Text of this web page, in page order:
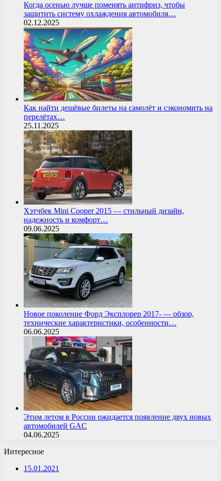
Когда осенью лучше поменять антифриз, чтобы
защитить систему охлаждения автомобиля…
02.12.2025
Как найти дешёвые билеты на самолёт и сэкономить на
перелётах…
25.11.2025
Хэтчбек Mini Cooper 2015 — стильный дизайн,
надежность и комфорт…
09.06.2025
Новое поколение Форд Эксплорер 2017- — обзор,
технические характеристики, особенности…
06.06.2025
Этим летом в России ожидается появление двух новых
автомобилей GAC
04.06.2025
Интересное
15.01.2021